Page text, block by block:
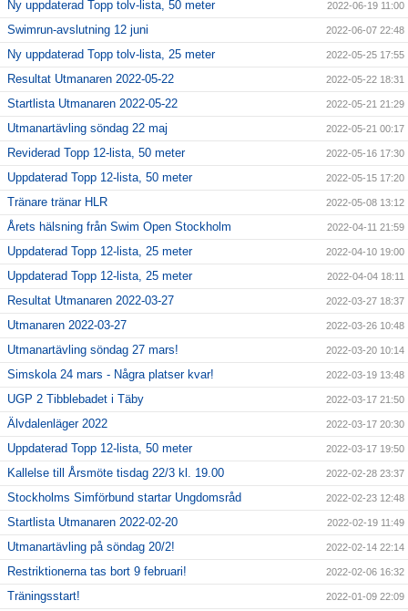
Ny uppdaterad Topp tolv-lista, 50 meter 2022-06-19 11:00
Swimrun-avslutning 12 juni 2022-06-07 22:48
Ny uppdaterad Topp tolv-lista, 25 meter 2022-05-25 17:55
Resultat Utmanaren 2022-05-22 2022-05-22 18:31
Startlista Utmanaren 2022-05-22 2022-05-21 21:29
Utmanartävling söndag 22 maj 2022-05-21 00:17
Reviderad Topp 12-lista, 50 meter 2022-05-16 17:30
Uppdaterad Topp 12-lista, 50 meter 2022-05-15 17:20
Tränare tränar HLR 2022-05-08 13:12
Årets hälsning från Swim Open Stockholm 2022-04-11 21:59
Uppdaterad Topp 12-lista, 25 meter 2022-04-10 19:00
Uppdaterad Topp 12-lista, 25 meter 2022-04-04 18:11
Resultat Utmanaren 2022-03-27 2022-03-27 18:37
Utmanaren 2022-03-27 2022-03-26 10:48
Utmanartävling söndag 27 mars! 2022-03-20 10:14
Simskola 24 mars - Några platser kvar! 2022-03-19 13:48
UGP 2 Tibblebadet i Täby 2022-03-17 21:50
Älvdalenläger 2022 2022-03-17 20:30
Uppdaterad Topp 12-lista, 50 meter 2022-03-17 19:50
Kallelse till Årsmöte tisdag 22/3 kl. 19.00 2022-02-28 23:37
Stockholms Simförbund startar Ungdomsråd 2022-02-23 12:48
Startlista Utmanaren 2022-02-20 2022-02-19 11:49
Utmanartävling på söndag 20/2! 2022-02-14 22:14
Restriktionerna tas bort 9 februari! 2022-02-06 16:32
Träningsstart! 2022-01-09 22:09